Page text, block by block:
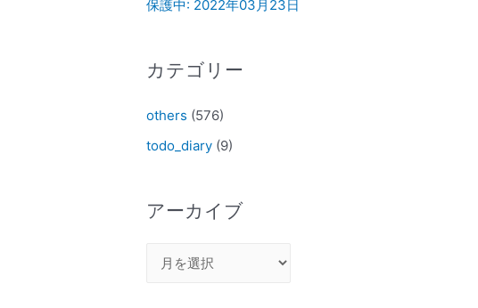
保護中: 2022年03月23日
カテゴリー
others (576)
todo_diary (9)
アーカイブ